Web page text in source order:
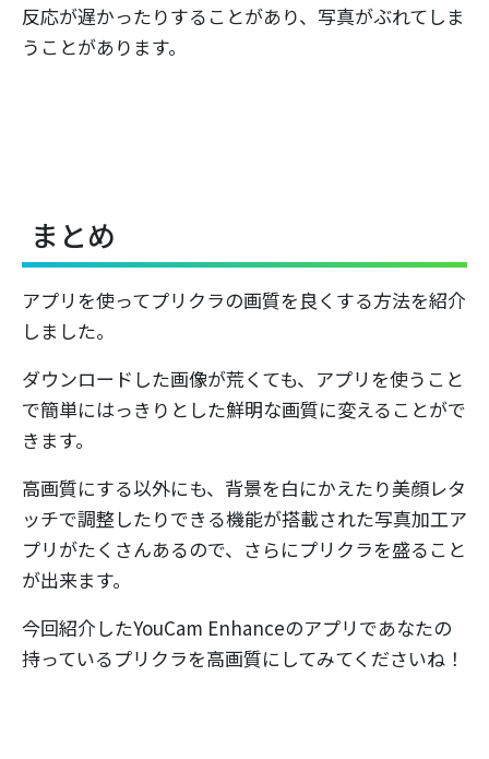
反応が遅かったりすることがあり、写真がぶれてしま
うことがあります。
まとめ
アプリを使ってプリクラの画質を良くする方法を紹介
しました。
ダウンロードした画像が荒くても、アプリを使うこと
で簡単にはっきりとした鮮明な画質に変えることがで
きます。
高画質にする以外にも、背景を白にかえたり美顔レタ
ッチで調整したりできる機能が搭載された写真加工ア
プリがたくさんあるので、さらにプリクラを盛ること
が出来ます。
今回紹介したYouCam Enhanceのアプリであなたの
持っているプリクラを高画質にしてみてくださいね！